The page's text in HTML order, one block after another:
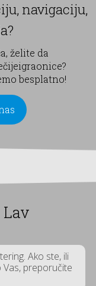
navigaciju,
želite da
besplatno!
Ako ste, ili
Vas, preporučite